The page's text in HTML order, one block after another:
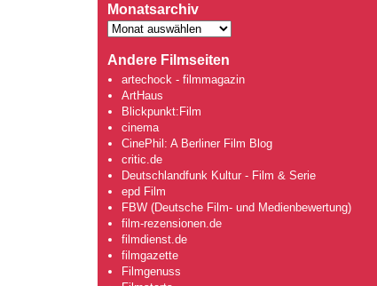
Monatsarchiv
Andere Filmseiten
artechock - filmmagazin
ArtHaus
Blickpunkt:Film
cinema
CinePhil: A Berliner Film Blog
critic.de
Deutschlandfunk Kultur - Film & Serie
epd Film
FBW (Deutsche Film- und Medienbewertung)
film-rezensionen.de
filmdienst.de
filmgazette
Filmgenuss